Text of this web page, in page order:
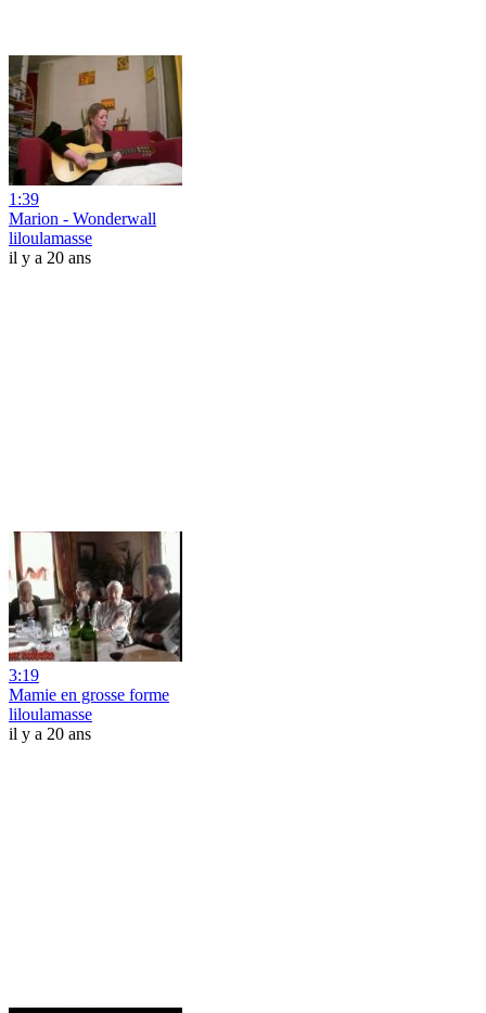
1:39
Marion - Wonderwall
liloulamasse
il y a 20 ans
3:19
Mamie en grosse forme
liloulamasse
il y a 20 ans